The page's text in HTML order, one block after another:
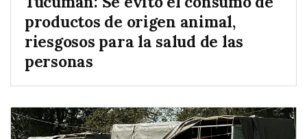
productos de origen animal,
riesgosos para la salud de las
personas